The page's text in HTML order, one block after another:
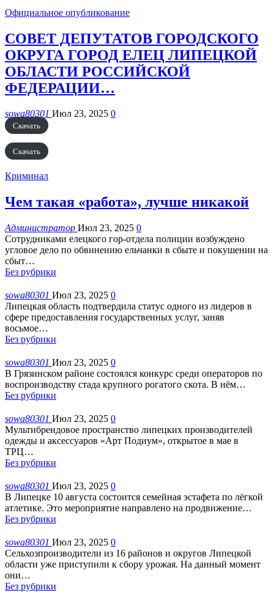
Официальное опубликование
СОВЕТ ДЕПУТАТОВ ГОРОДСКОГО
ОКРУГА ГОРОД ЕЛЕЦ ЛИПЕЦКОЙ
ОБЛАСТИ РОССИЙСКОЙ
ФЕДЕРАЦИИ…
sowa80301 Июл 23, 2025 0
Скачать
Скачать
Криминал
Чем такая «работа», лучше никакой
Администратор Июл 23, 2025 0
Сотрудниками елецкого гор-отдела полиции возбуждено
угловое дело по обвинению ельчанки в сбыте и покушении на
сбыт…
Без рубрики
sowa80301 Июл 23, 2025 0
Липецкая область подтвердила статус одного из лидеров в
сфере предоставления государственных услуг, заняв
восьмое…
Без рубрики
sowa80301 Июл 23, 2025 0
В Грязинском районе состоялся конкурс среди операторов по
воспроизводству стада крупного рогатого скота. В нём…
Без рубрики
sowa80301 Июл 23, 2025 0
Мультибрендовое пространство липецких производителей
одежды и аксессуаров «Арт Подиум», открытое в мае в
ТРЦ…
Без рубрики
sowa80301 Июл 23, 2025 0
В Липецке 10 августа состоится семейная эстафета по лёгкой
атлетике. Это мероприятие направлено на продвижение…
Без рубрики
sowa80301 Июл 23, 2025 0
Сельхозпроизводители из 16 районов и округов Липецкой
области уже приступили к сбору урожая. На данный момент
они…
Без рубрики